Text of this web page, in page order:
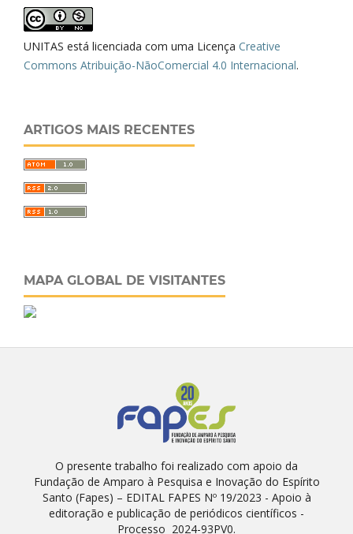
UNITAS está licenciada com uma Licença Creative
Commons Atribuição-NãoComercial 4.0 Internacional.
ARTIGOS MAIS RECENTES
MAPA GLOBAL DE VISITANTES
O presente trabalho foi realizado com apoio da
Fundação de Amparo à Pesquisa e Inovação do Espírito
Santo (Fapes) – EDITAL FAPES Nº 19/2023 - Apoio à
editoração e publicação de periódicos científicos -
Processo 2024-93PV0.